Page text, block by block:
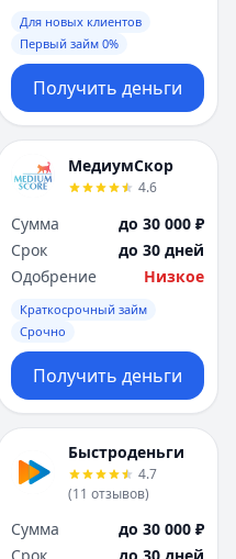
Для новых клиентов
Первый займ 0%
Получить деньги
МедиумСкор
4.6
Сумма
до 30 000 ₽
Срок
до 30 дней
Одобрение
Низкое
Краткосрочный займ
Срочно
Получить деньги
Быстроденьги
4.7
(11 отзывов)
Сумма
до 30 000 ₽